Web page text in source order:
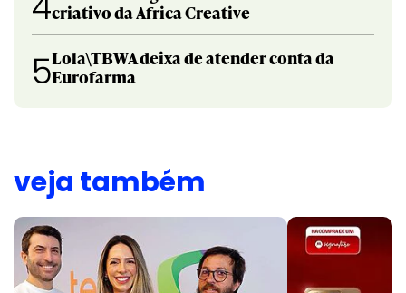
criativo da Africa Creative
5Lola\TBWA deixa de atender conta da
Eurofarma
veja também